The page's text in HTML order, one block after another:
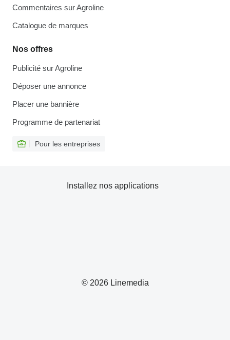
Commentaires sur Agroline
Catalogue de marques
Nos offres
Publicité sur Agroline
Déposer une annonce
Placer une bannière
Programme de partenariat
Pour les entreprises
© 2026 Linemedia
Installez nos applications